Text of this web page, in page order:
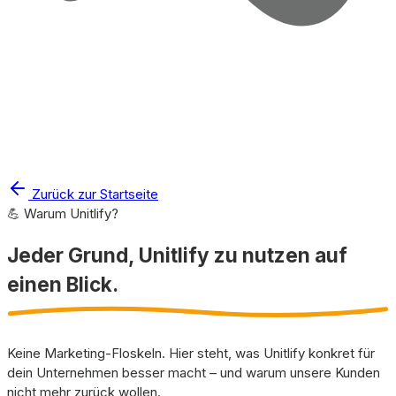
Zurück zur Startseite
💪 Warum Unitlify?
Jeder Grund, Unitlify zu nutzen auf
einen Blick.
Keine Marketing-Floskeln. Hier steht, was Unitlify konkret für
dein Unternehmen besser macht – und warum unsere Kunden
nicht mehr zurück wollen.